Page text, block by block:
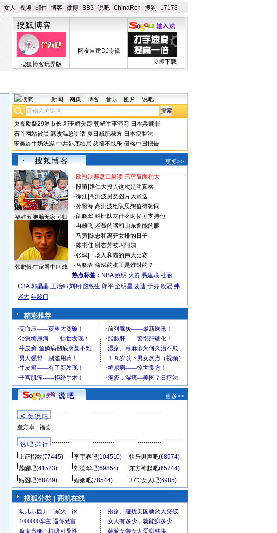
-女人 -视频-邮件-博客-微博- BBS-说吧-ChinaRen -搜狗 - 17173
搜狐博客玩弄版
网友自建DJ专辑
立即下载
新闻 网页 博客 音乐 图片 说吧
央视质疑29岁市长 邓玉娇失踪 朝鲜军事演习 日本兵赎罪
石首网站被黑 篡改温总讲话 夏日减肥秘方 日本瘦脸法
宋美龄牛奶洗澡 中共卧底结局 慈禧不快乐 侵略中国报告
更多>>
福娃五胞胎无家可归
韩鹏恨在家看中缅战
·欧冠决赛盘口解读 巴萨赢面稍大
·段暄 拜仁大投入这次是动真格
·徐江| 高洪波另类图片大派送
·孙贤禄| 高洪波组队思想值得赞同
·颜晓华| 科比队友什么时候可支持他
·冉雄飞| 老聂的嘴和山东鲁能的腿
·马寅| 陈忠和离开女排的日子
·陈书佳| 谢杏芳被叫阿姨
·张斌| 一场人和猫的伟大比赛
·马晓春| 俞斌的棋王是谁封的？
热点标签： NBA 姚明 火箭 易建联 杜丽
CBA 郭晶晶 王治郅 刘翔 殷铁生 郎平 全明星 麦迪 于芬 欧冠 弗
老大 年龄门
精彩推荐
说 吧 更多>>
相 关 说 吧
董方卓| 福德
说 吧 排 行
上证指数(77445) 李宇春吧(104510) 快乐男声吧(68574)
苏醒吧(41523) 刘德华吧(69854) 东方神起吧(65744)
贴图吧(68789) 婚姻吧(78544) 37℃女人吧(6985)
搜狐分类 | 商机在线